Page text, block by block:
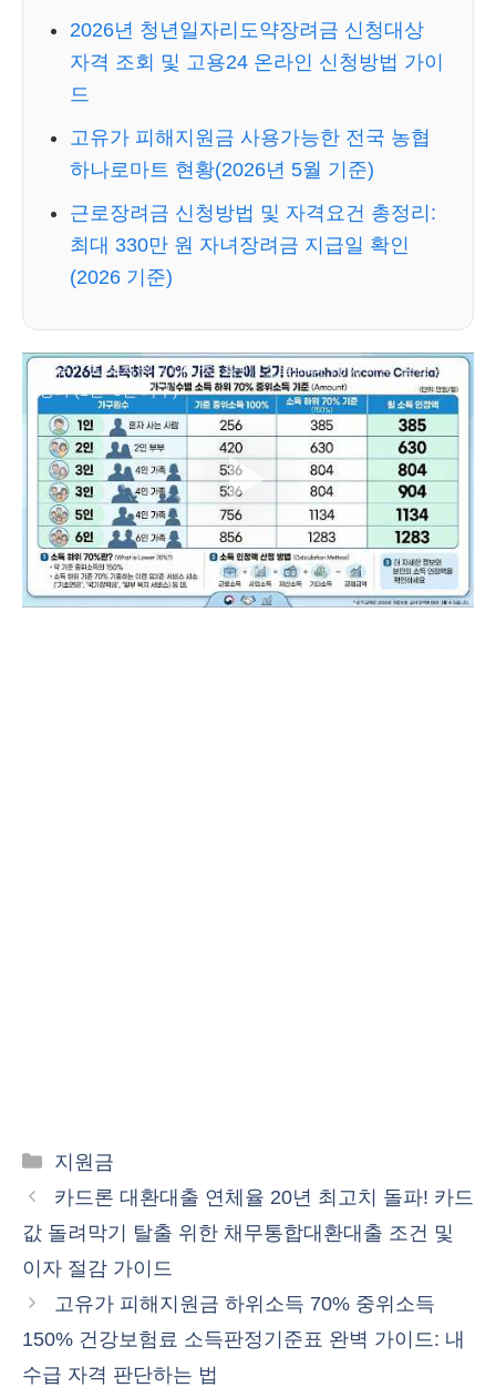
2026년 청년일자리도약장려금 신청대상
자격 조회 및 고용24 온라인 신청방법 가이
드
고유가 피해지원금 사용가능한 전국 농협
하나로마트 현황(2026년 5월 기준)
근로장려금 신청방법 및 자격요건 총정리:
최대 330만 원 자녀장려금 지급일 확인
(2026 기준)
고유가 피해지원금 대상자 확인! 소득하위 70% 기준 금액 총
정리 (1인~6인 가구)
카
테
리
지원금
카드론 대환대출 연체율 20년 최고치 돌파! 카드
값 돌려막기 탈출 위한 채무통합대환대출 조건 및
이자 절감 가이드
고유가 피해지원금 하위소득 70% 중위소득
150% 건강보험료 소득판정기준표 완벽 가이드: 내
수급 자격 판단하는 법